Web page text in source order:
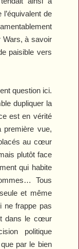
de
Wars, à savoir
paisible vers
question ici.
dupliquer la
est en vérité
première vue,
au cœur
plutôt face
qui habite
Tous
et même
ne frappe pas
dans le cœur
politique
par le bien